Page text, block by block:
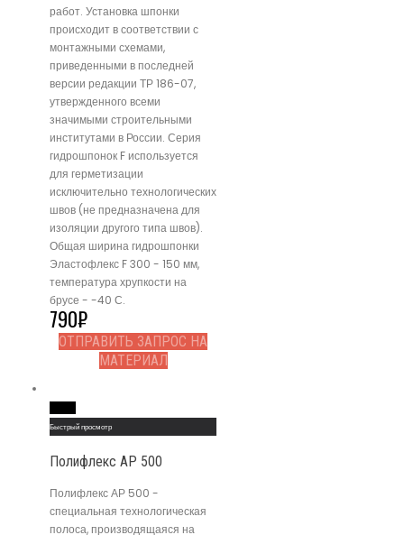
работ. Установка шпонки
происходит в соответствии с
монтажными схемами,
приведенными в последней
версии редакции ТР 186-07,
утвержденного всеми
значимыми строительными
институтами в России. Серия
гидрошпонок F используется
для герметизации
исключительно технологических
швов (не предназначена для
изоляции другого типа швов).
Общая ширина гидрошпонки
Эластофлекс F 300 - 150 мм,
температура хрупкости на
брусе - -40 С.
790₽
ОТПРАВИТЬ ЗАПРОС НА
МАТЕРИАЛ
Быстрый просмотр
Полифлекс АР 500
Полифлекс АР 500 -
специальная технологическая
полоса, производящаяся на